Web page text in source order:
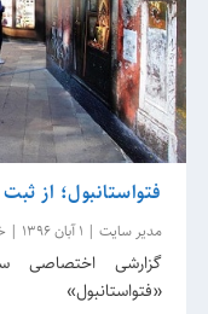
فتواستانبول؛ از
مدیر سایت | 1 آبان 1396 |
گزارشی اختصاصی
«فتواستانبول»